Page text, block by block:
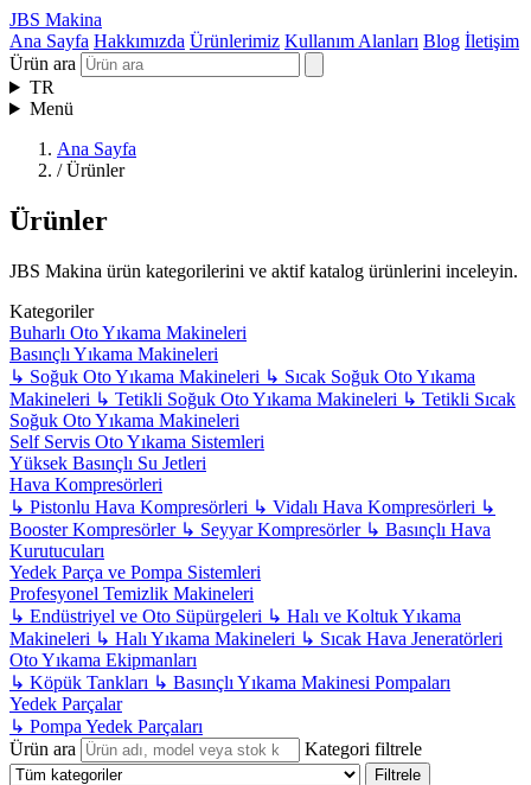
JBS Makina
Ana Sayfa Hakkımızda Ürünlerimiz Kullanım Alanları Blog İletişim
Ürün ara
TR
Menü
Ana Sayfa
/ Ürünler
Ürünler
JBS Makina ürün kategorilerini ve aktif katalog ürünlerini inceleyin.
Kategoriler
Buharlı Oto Yıkama Makineleri
Basınçlı Yıkama Makineleri
↳ Soğuk Oto Yıkama Makineleri ↳ Sıcak Soğuk Oto Yıkama
Makineleri ↳ Tetikli Soğuk Oto Yıkama Makineleri ↳ Tetikli Sıcak
Soğuk Oto Yıkama Makineleri
Self Servis Oto Yıkama Sistemleri
Yüksek Basınçlı Su Jetleri
Hava Kompresörleri
↳ Pistonlu Hava Kompresörleri ↳ Vidalı Hava Kompresörleri ↳
Booster Kompresörler ↳ Seyyar Kompresörler ↳ Basınçlı Hava
Kurutucuları
Yedek Parça ve Pompa Sistemleri
Profesyonel Temizlik Makineleri
↳ Endüstriyel ve Oto Süpürgeleri ↳ Halı ve Koltuk Yıkama
Makineleri ↳ Halı Yıkama Makineleri ↳ Sıcak Hava Jeneratörleri
Oto Yıkama Ekipmanları
↳ Köpük Tankları ↳ Basınçlı Yıkama Makinesi Pompaları
Yedek Parçalar
↳ Pompa Yedek Parçaları
Ürün ara
Kategori filtrele
Filtrele